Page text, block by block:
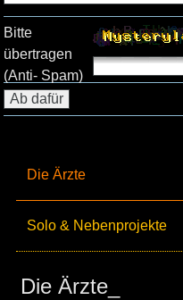
Die Ärzte
Solo & Nebenprojekte
Die Ärzte_
Bitte
übertragen
(Anti- Spam)